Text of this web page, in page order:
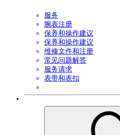
服务
腕表注册
保养和操作建议
保养和操作建议
维修文件和注册
常见问题解答
服务请求
表带和表扣